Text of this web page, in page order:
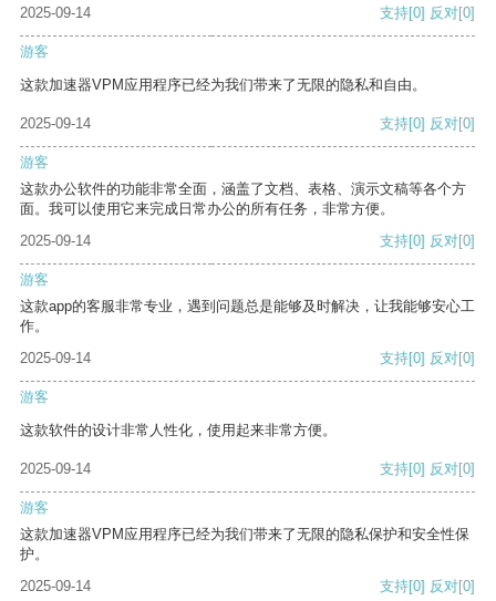
2025-09-14
支持[0] 反对[0]
游客
这款加速器VPM应用程序已经为我们带来了无限的隐私和自由。
2025-09-14 支持[0] 反对[0]
游客
这款办公软件的功能非常全面，涵盖了文档、表格、演示文稿等各个方
面。我可以使用它来完成日常办公的所有任务，非常方便。
2025-09-14
支持[0] 反对[0]
游客
这款app的客服非常专业，遇到问题总是能够及时解决，让我能够安心工
作。
2025-09-14
支持[0] 反对[0]
游客
这款软件的设计非常人性化，使用起来非常方便。
2025-09-14 支持[0] 反对[0]
游客
这款加速器VPM应用程序已经为我们带来了无限的隐私保护和安全性保
护。
2025-09-14
支持[0] 反对[0]